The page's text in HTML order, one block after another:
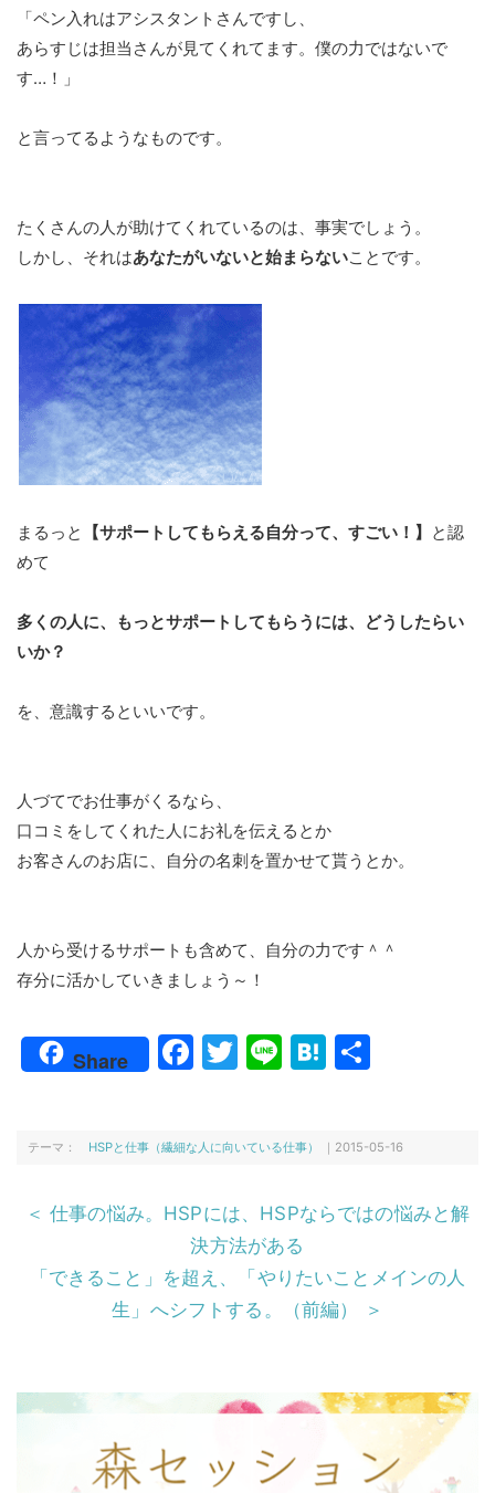
「ペン入れはアシスタントさんですし、
あらすじは担当さんが見てくれてます。僕の力ではないで
す…！」
と言ってるようなものです。
たくさんの人が助けてくれているのは、事実でしょう。
しかし、それはあなたがいないと始まらないことです。
まるっと 【サポートしてもらえる自分って、すごい！】
と認
めて
多くの人に、もっとサポートしてもらうには、どうしたらい
いか？
を、意識するといいです。
人づてでお仕事がくるなら、
口コミをしてくれた人にお礼を伝えるとか
お客さんのお店に、自分の名刺を置かせて貰うとか。
人から受けるサポートも含めて、自分の力です＾＾
存分に活かしていきましょう～！
Share
F
e
o
o
k
T
er
Li H
n
テーマ： HSPと仕事（繊細な人に向いている仕事） ｜2015-05-16
＜ 仕事の悩み。HSPには、HSPならではの悩みと解
決方法がある
「できること」を超え、「やりたいことメインの人
生」へシフトする。（前編） ＞